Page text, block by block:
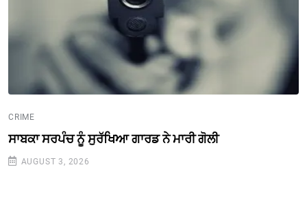
CRIME
ਸਾਬਕਾ ਸਰਪੰਚ ਨੂੰ ਸੁਰੱਖਿਆ ਗਾਰਡ ਨੇ ਮਾਰੀ ਗੋਲੀ
AUGUST 3, 2026